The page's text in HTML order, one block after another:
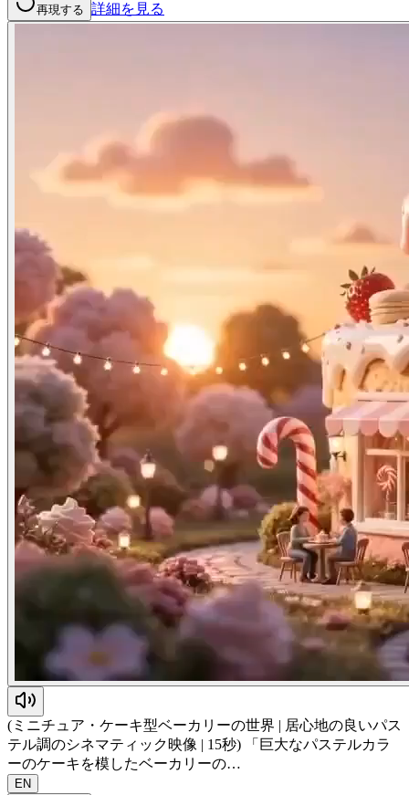
再現する 詳細を見る
(ミニチュア・ケーキ型ベーカリーの世界 | 居心地の良いパス
テル調のシネマティック映像 | 15秒) 「巨大なパステルカラ
ーのケーキを模したベーカリーの…
EN